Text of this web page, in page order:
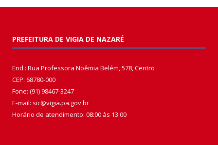
PREFEITURA DE VIGIA DE NAZARÉ
End.: Rua Professora Noêmia Belém, 578, Centro
CEP: 68780-000
Fone: (91) 98467-3247
E-mail: sic@vigia.pa.gov.br
Horário de atendimento: 08:00 às 13:00